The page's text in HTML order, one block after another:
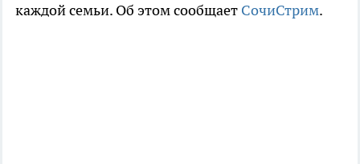
каждой семьи. Об этом сообщает СочиСтрим.